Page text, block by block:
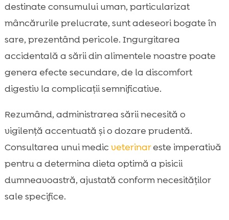
destinate consumului uman, particularizat
mâncărurile prelucrate, sunt adeseori bogate în
sare, prezentând pericole. Ingurgitarea
accidentală a sării din alimentele noastre poate
genera efecte secundare, de la discomfort
digestiv la complicații semnificative.
Rezumând, administrarea sării necesită o
vigilență accentuată și o dozare prudentă.
Consultarea unui medic veterinareste imperativă
pentru a determina dieta optimă a pisicii
dumneavoastră, ajustată conform necesităților
sale specifice.